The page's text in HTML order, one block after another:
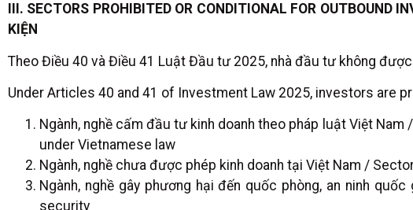
III. SECTORS PROHIBITED OR CONDITIONAL FOR OUTBOUND
KIỆN
Theo Điều 40 và Điều 41 Luật Đầu tư 2025, nhà đầu tư không
Under Articles 40 and 41 of Investment Law 2025, investors are
Ngành, nghề cấm đầu tư kinh doanh theo pháp luật Việt
under Vietnamese law
Ngành, nghề chưa được phép kinh doanh tại Việt Nam /
Ngành, nghề gây phương hại đến quốc phòng, an ninh
security